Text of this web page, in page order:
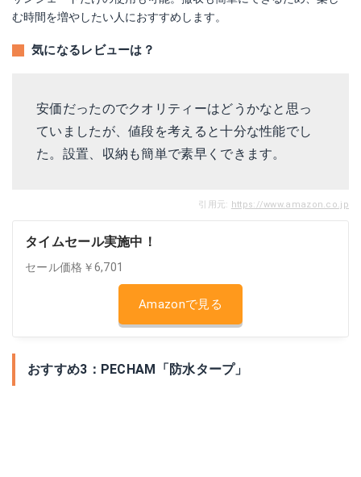
む時間を増やしたい人におすすめします。
気になるレビューは？
安価だったのでクオリティーはどうかなと思っ
ていましたが、値段を考えると十分な性能でし
た。設置、収納も簡単で素早くできます。
引用元: https://www.amazon.co.jp
タイムセール実施中！
セール価格￥6,701
Amazonで見る
おすすめ3：PECHAM「防水タープ」